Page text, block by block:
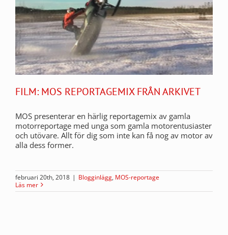
FILM: MOS REPORTAGEMIX FRÅN ARKIVET
MOS presenterar en härlig reportagemix av gamla
motorreportage med unga som gamla motorentusiaster
och utövare. Allt för dig som inte kan få nog av motor av
alla dess former.
februari 20th, 2018 | Blogginlägg, MOS-reportage
Läs mer